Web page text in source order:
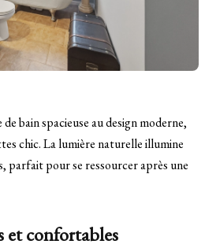
bain spacieuse au design moderne,
chic. La lumière naturelle illumine
parfait pour se ressourcer après une
et confortables